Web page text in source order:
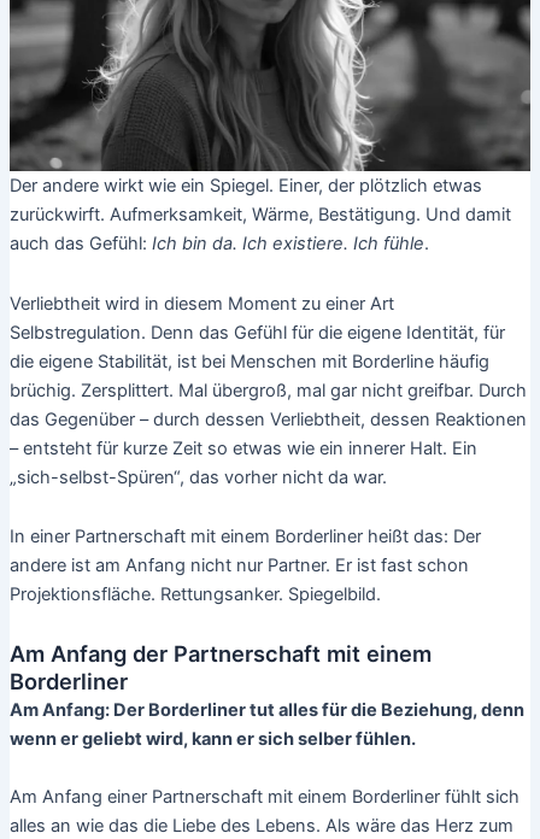
Der andere wirkt wie ein Spiegel. Einer, der plötzlich etwas
zurückwirft. Aufmerksamkeit, Wärme, Bestätigung. Und damit
auch das Gefühl: Ich bin da. Ich existiere. Ich fühle.
Verliebtheit wird in diesem Moment zu einer Art
Selbstregulation. Denn das Gefühl für die eigene Identität, für
die eigene Stabilität, ist bei Menschen mit Borderline häufig
brüchig. Zersplittert. Mal übergroß, mal gar nicht greifbar. Durch
das Gegenüber – durch dessen Verliebtheit, dessen Reaktionen
– entsteht für kurze Zeit so etwas wie ein innerer Halt. Ein
„sich-selbst-Spüren“, das vorher nicht da war.
In einer Partnerschaft mit einem Borderliner heißt das: Der
andere ist am Anfang nicht nur Partner. Er ist fast schon
Projektionsfläche. Rettungsanker. Spiegelbild.
Am Anfang der Partnerschaft mit einem
Borderliner
Am Anfang: Der Borderliner tut alles für die Beziehung, denn
wenn er geliebt wird, kann er sich selber fühlen.
Am Anfang einer Partnerschaft mit einem Borderliner fühlt sich
alles an wie das die Liebe des Lebens. Als wäre das Herz zum